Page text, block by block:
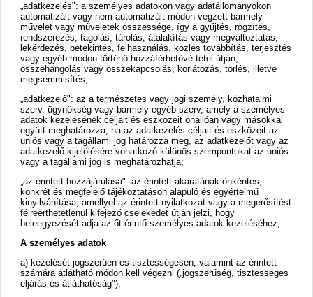
„adatkezelés": a személyes adatokon vagy adatállományokon
automatizált vagy nem automatizált módon végzett bármely
művelet vagy műveletek összessége, így a gyűjtés, rögzítés,
rendszerezés, tagolás, tárolás, átalakítás vagy megváltoztatás,
lekérdezés, betekintés, felhasználás, közlés továbbítás, terjesztés
vagy egyéb módon történő hozzáférhetővé tétel útján,
összehangolás vagy összekapcsolás, korlátozás, törlés, illetve
megsemmisítés;
„adatkezelő": az a természetes vagy jogi személy, közhatalmi
szerv, ügynökség vagy bármely egyéb szerv, amely a személyes
adatok kezelésének céljait és eszközeit önállóan vagy másokkal
együtt meghatározza; ha az adatkezelés céljait és eszközeit az
uniós vagy a tagállami jog határozza meg, az adatkezelőt vagy az
adatkezelő kijelölésére vonatkozó különös szempontokat az uniós
vagy a tagállami jog is meghatározhatja;
„az érintett hozzájárulása": az érintett akaratának önkéntes,
konkrét és megfelelő tájékoztatáson alapuló és egyértelmű
kinyilvánítása, amellyel az érintett nyilatkozat vagy a megerősítést
félreérthetetlenül kifejező cselekedet útján jelzi, hogy
beleegyezését adja az őt érintő személyes adatok kezeléséhez;
A személyes adatok
a) kezelését jogszerűen és tisztességesen, valamint az érintett
számára átlátható módon kell végezni („jogszerűség, tisztességes
eljárás és átláthatóság");